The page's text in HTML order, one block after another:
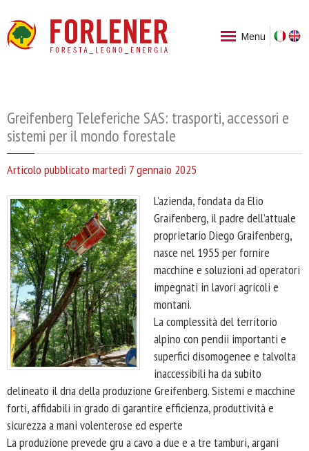
Menu
Greifenberg Teleferiche SAS: trasporti, accessori e
sistemi per il mondo forestale
Articolo pubblicato martedì 7 gennaio 2025
L’azienda, fondata da Elio
Graifenberg, il padre dell’attuale
proprietario Diego Graifenberg,
nasce nel 1955 per fornire
macchine e soluzioni ad operatori
impegnati in lavori agricoli e
montani.
La complessità del territorio
alpino con pendii importanti e
superfici disomogenee e talvolta
inaccessibili ha da subito
delineato il dna della produzione Greifenberg. Sistemi e macchine
forti, affidabili in grado di garantire efficienza, produttività e
sicurezza a mani volenterose ed esperte
La produzione prevede gru a cavo a due e a tre tamburi, argani